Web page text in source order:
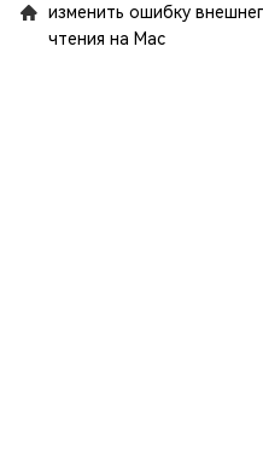
изменить ошибку
чтения на Mac